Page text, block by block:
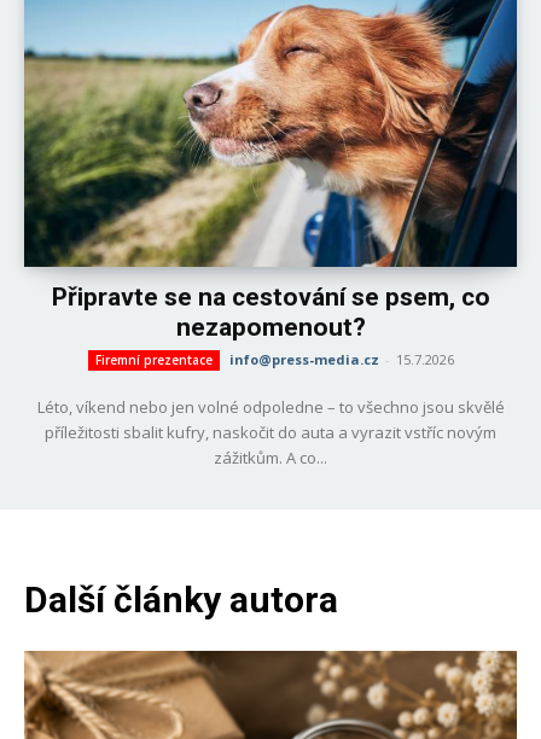
Připravte se na cestování se psem, co
nezapomenout?
Firemní prezentace info@press-media.cz - 15.7.2026
Léto, víkend nebo jen volné odpoledne – to všechno jsou skvělé
příležitosti sbalit kufry, naskočit do auta a vyrazit vstříc novým
zážitkům. A co...
Další články autora